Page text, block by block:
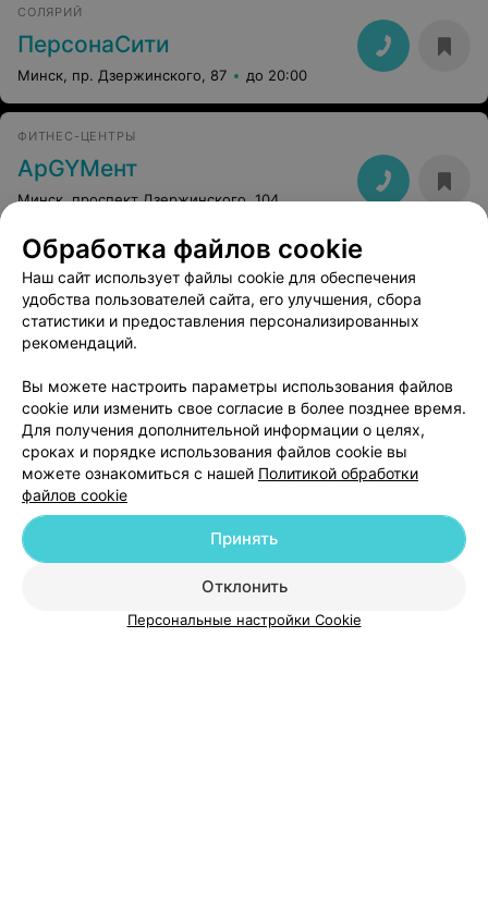
СОЛЯРИЙ
ПерсонаСити
Минск, пр. Дзержинского, 87 до 20:00
ФИТНЕС-ЦЕНТРЫ
АрGYMент
Минск, проспект Дзержинского, 104
ЭФФЕКТИВНАЯ РЕКЛАМА НА САЙТЕ
Добавить компанию
Добавить специалиста
Обработка файлов cookie
Наш сайт использует файлы cookie для обеспечения
удобства пользователей сайта, его улучшения, сбора
статистики и предоставления персонализированных
рекомендаций.
Вы можете настроить параметры использования файлов
cookie или изменить свое согласие в более позднее время.
Для получения дополнительной информации о целях,
сроках и порядке использования файлов cookie вы
можете ознакомиться с нашей Политикой обработки
файлов cookie
Отклонить
Принять
Персональные настройки Cookie